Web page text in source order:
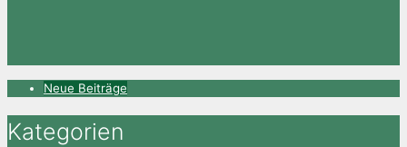
Neue Beiträge
Kategorien